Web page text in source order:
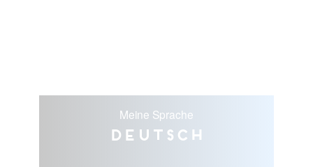
Meine Sprache
Deutsch